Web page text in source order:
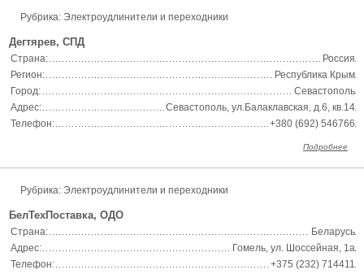
Рубрика: Электроудлинители и переходники
Дегтярев, СПД
Страна:
Россия
Регион:
Республика Крым
Город:
Севастополь
Адрес:
Севастополь, ул.Балаклавская, д.6, кв.14
Телефон:
+380 (692) 546766
Подробнее
Рубрика: Электроудлинители и переходники
БелТехПоставка, ОДО
Страна:
Беларусь
Адрес:
Гомель, ул. Шоссейная, 1а
Телефон:
+375 (232) 714411